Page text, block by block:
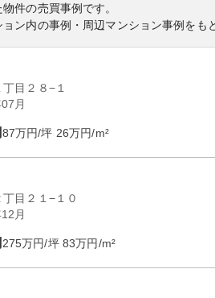
件の売買事例です。
ン内の事例・周辺マンション事例をも
目２８−１
月
87万円/坪 26万円/m²
目２１−１０
月
275万円/坪 83万円/m²